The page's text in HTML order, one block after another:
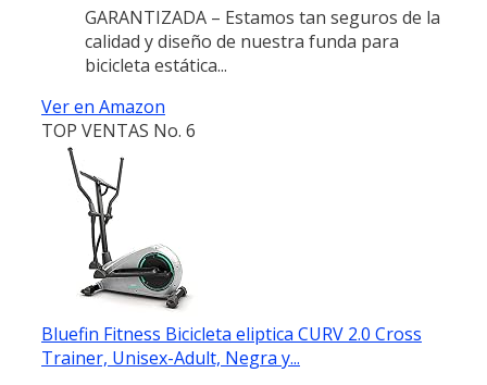
GARANTIZADA – Estamos tan seguros de la
calidad y diseño de nuestra funda para
bicicleta estática...
Ver en Amazon
TOP VENTAS No. 6
Bluefin Fitness Bicicleta eliptica CURV 2.0 Cross
Trainer, Unisex-Adult, Negra y...